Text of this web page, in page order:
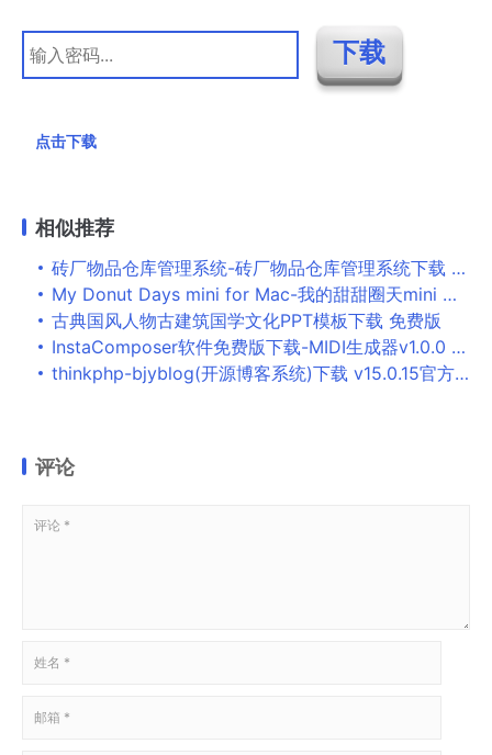
点击下载
相似推荐
砖厂物品仓库管理系统-砖厂物品仓库管理系统下载 v1.0官方版
My Donut Days mini for Mac-我的甜甜圈天mini Mac版下载 V1.2
古典国风人物古建筑国学文化PPT模板下载 免费版
InstaComposer软件免费版下载-MIDI生成器v1.0.0 官方版
thinkphp-bjyblog(开源博客系统)下载 v15.0.15官方版
评论